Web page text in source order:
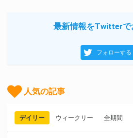
最新情報をTwitterで
フォローする
人気の記事
デイリー ウィークリー 全期間